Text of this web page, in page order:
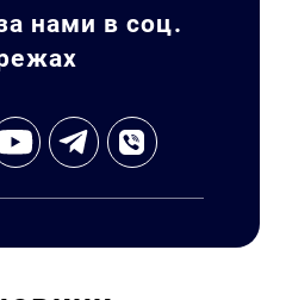
нами в соц.